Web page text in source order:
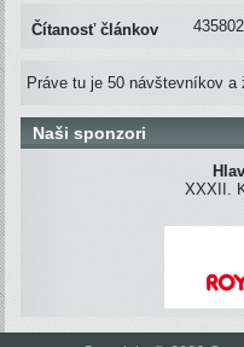
Čítanosť článkov
Práve tu je 50 návštevníkov a
Naši sponzori
XXXII.